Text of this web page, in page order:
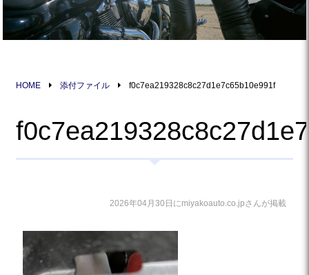
HOME 添付ファイル f0c7ea219328c8c27d1e7c65b10e991f
2026年04月30日にmiyakoauto.co.jpさんが掲載